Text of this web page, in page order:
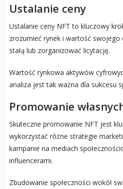
Ustalanie ceny
Ustalanie ceny NFT to kluczowy
zrozumieć rynek i wartość swojego
stałą lub zorganizować licytację.
Wartość rynkowa aktywów
analiza jest tak ważna dla sukcesu
Promowanie
Skuteczne promowanie NFT jest
wykorzystać różne strategie
kampanie na mediach
influencerami.
Zbudowanie społeczności wokół